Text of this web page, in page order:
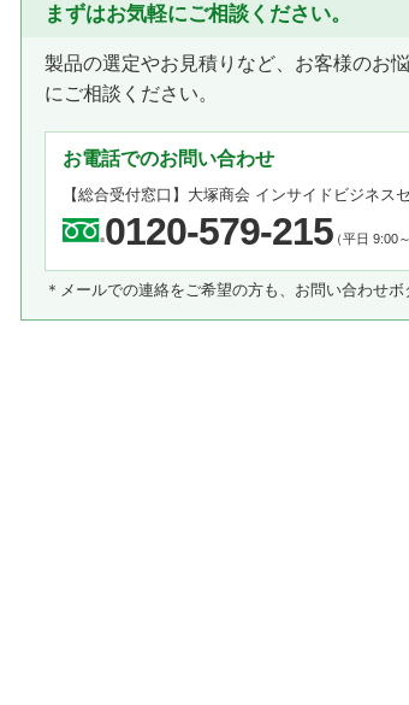
まずはお気軽にご相談ください。
製品の選定やお見積りなど、お客様のお
にご相談ください。
お電話でのお問い合わせ
【総合受付窓口】 大塚商会 インサイドビジネス
0120-579-215（平日 9:00
＊メールでの連絡をご希望の方も、お問い合わせボ